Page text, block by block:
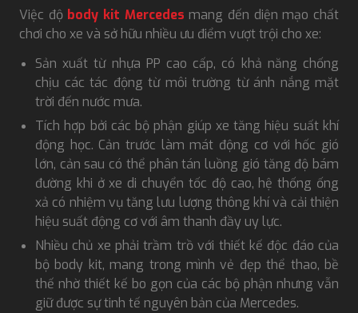
Việc độ body kit Mercedes mang đến diện mạo chất
chơi cho xe và sở hữu nhiều ưu điểm vượt trội cho xe:
Sản xuất từ nhựa PP cao cấp, có khả năng chống
chịu các tác động từ môi trường từ ánh nắng mặt
trời đến nước mưa.
Tích hợp bởi các bộ phận giúp xe tăng hiệu suất khí
động học. Cản trước làm mát động cơ với hốc gió
lớn, cản sau có thể phân tán luồng gió tăng độ bám
đường khi ở xe di chuyển tốc độ cao, hệ thống ống
xả có nhiệm vụ tăng lưu lượng thông khí và cải thiện
hiệu suất động cơ với âm thanh đầy uy lực.
Nhiều chủ xe phải trầm trồ với thiết kế độc đáo của
bộ body kit, mang trong mình vẻ đẹp thể thao, bề
thế nhờ thiết kế bo gọn của các bộ phận nhưng vẫn
giữ được sự tinh tế nguyên bản của Mercedes.